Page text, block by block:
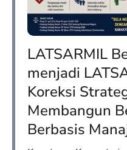
LATSARMIL
menjadi
Koreksi
Membangun
Berbasis